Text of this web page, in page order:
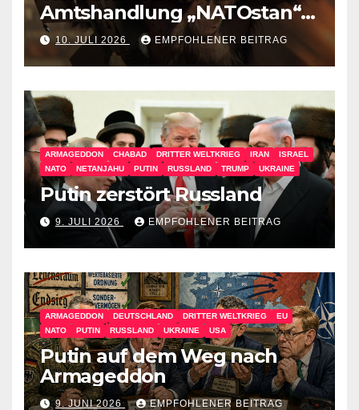
Amtshandlung „NATOstan“
besiegt
10. JULI 2026 EMPFOHLENER BEITRAG
ARMAGEDDON CHABAD DRITTER WELTKRIEG IRAN
ISRAEL
NATO
NETANJAHU PUTIN RUSSLAND TRUMP UKRAINE
Putin zerstört Russland
9. JULI 2026 EMPFOHLENER BEITRAG
ARMAGEDDON DEUTSCHLAND DRITTER WELTKRIEG
EU
NATO
PUTIN RUSSLAND UKRAINE USA
Putin auf dem Weg nach
Armageddon
9. JUNI 2026 EMPFOHLENER BEITRAG